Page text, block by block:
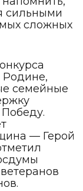
сильными
сложных
Родине,
семейные
— Герой